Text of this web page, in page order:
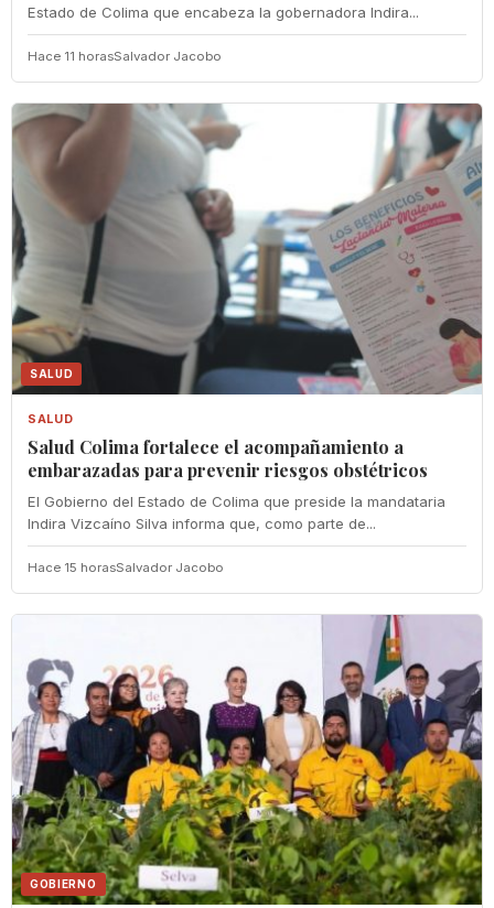
Estado de Colima que encabeza la gobernadora Indira...
Hace 11 horasSalvador Jacobo
SALUD
SALUD
Salud Colima fortalece el acompañamiento a
embarazadas para prevenir riesgos obstétricos
El Gobierno del Estado de Colima que preside la mandataria
Indira Vizcaíno Silva informa que, como parte de...
Hace 15 horasSalvador Jacobo
GOBIERNO